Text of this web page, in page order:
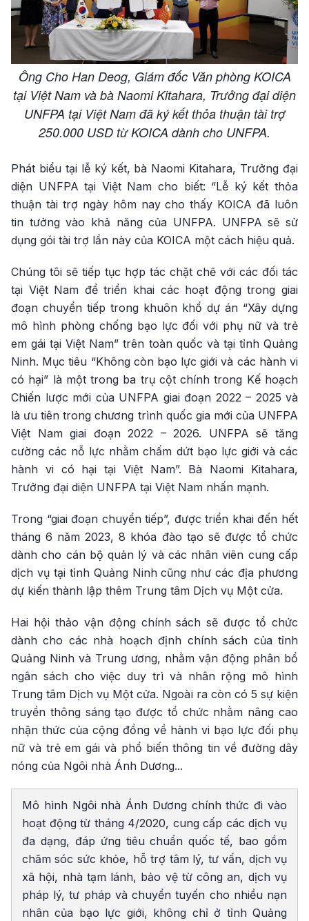
Ông Cho Han Deog, Giám đốc Văn phòng KOICA
tại Việt Nam và bà Naomi Kitahara, Trưởng đại diện
UNFPA tại Việt Nam đã ký kết thỏa thuận tài trợ
250.000 USD từ KOICA dành cho UNFPA.
Phát biểu tại lễ ký kết, bà Naomi Kitahara, Trưởng đại
diện UNFPA tại Việt Nam cho biết: “Lễ ký kết thỏa
thuận tài trợ ngày hôm nay cho thấy KOICA đã luôn
tin tưởng vào khả năng của UNFPA. UNFPA sẽ sử
dụng gói tài trợ lần này của KOICA một cách hiệu quả.
Chúng tôi sẽ tiếp tục hợp tác chặt chẽ với các đối tác
tại Việt Nam để triển khai các hoạt động trong giai
đoạn chuyển tiếp trong khuôn khổ dự án “Xây dựng
mô hình phòng chống bạo lực đối với phụ nữ và trẻ
em gái tại Việt Nam” trên toàn quốc và tại tỉnh Quảng
Ninh. Mục tiêu “Không còn bạo lực giới và các hành vi
có hại” là một trong ba trụ cột chính trong Kế hoạch
Chiến lược mới của UNFPA giai đoạn 2022 – 2025 và
là ưu tiên trong chương trình quốc gia mới của UNFPA
Việt Nam giai đoạn 2022 – 2026. UNFPA sẽ tăng
cường các nỗ lực nhằm chấm dứt bạo lực giới và các
hành vi có hại tại Việt Nam”. Bà Naomi Kitahara,
Trưởng đại diện UNFPA tại Việt Nam nhấn mạnh.
Trong “giai đoạn chuyển tiếp”, được triển khai đến hết
tháng 6 năm 2023, 8 khóa đào tạo sẽ được tổ chức
dành cho cán bộ quản lý và các nhân viên cung cấp
dịch vụ tại tỉnh Quảng Ninh cũng như các địa phương
dự kiến thành lập thêm Trung tâm Dịch vụ Một cửa.
Hai hội thảo vận động chính sách sẽ được tổ chức
dành cho các nhà hoạch định chính sách của tỉnh
Quảng Ninh và Trung ương, nhằm vận động phân bổ
ngân sách cho việc duy trì và nhân rộng mô hình
Trung tâm Dịch vụ Một cửa. Ngoài ra còn có 5 sự kiện
truyền thông sáng tạo được tổ chức nhằm nâng cao
nhận thức của cộng đồng về hành vi bạo lực đối phụ
nữ và trẻ em gái và phổ biến thông tin về đường dây
nóng của Ngôi nhà Ánh Dương...
Mô hình Ngôi nhà Ánh Dương chính thức đi vào
hoạt động từ tháng 4/2020, cung cấp các dịch vụ
đa dạng, đáp ứng tiêu chuẩn quốc tế, bao gồm
chăm sóc sức khỏe, hỗ trợ tâm lý, tư vấn, dịch vụ
xã hội, nhà tạm lánh, bảo vệ từ công an, dịch vụ
pháp lý, tư pháp và chuyển tuyến cho nhiều nạn
nhân của bạo lực giới, không chỉ ở tỉnh Quảng